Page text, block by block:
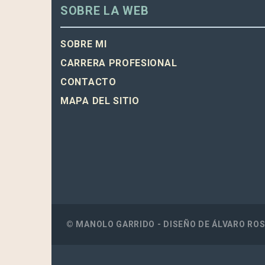
SOBRE LA WEB
SOBRE MI
CARRERA PROFESIONAL
CONTACTO
MAPA DEL SITIO
© MANOLO GARRIDO - DISEÑO DEÁLVARO